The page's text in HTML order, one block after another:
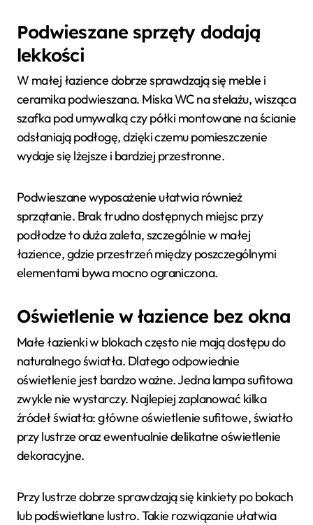
Podwieszane sprzęty dodają
lekkości
W małej łazience dobrze sprawdzają się meble i
ceramika podwieszana. Miska WC na stelażu, wisząca
szafka pod umywalką czy półki montowane na ścianie
odsłaniają podłogę, dzięki czemu pomieszczenie
wydaje się lżejsze i bardziej przestronne.
Podwieszane wyposażenie ułatwia również
sprzątanie. Brak trudno dostępnych miejsc przy
podłodze to duża zaleta, szczególnie w małej
łazience, gdzie przestrzeń między poszczególnymi
elementami bywa mocno ograniczona.
Oświetlenie w łazience bez okna
Małe łazienki w blokach często nie mają dostępu do
naturalnego światła. Dlatego odpowiednie
oświetlenie jest bardzo ważne. Jedna lampa sufitowa
zwykle nie wystarczy. Najlepiej zaplanować kilka
źródeł światła: główne oświetlenie sufitowe, światło
przy lustrze oraz ewentualnie delikatne oświetlenie
dekoracyjne.
Przy lustrze dobrze sprawdzają się kinkiety po bokach
lub podświetlane lustro. Takie rozwiązanie ułatwia